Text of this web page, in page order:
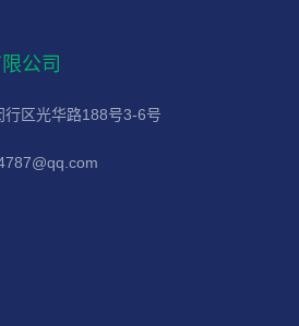
公司
行区光华路188号3-6号